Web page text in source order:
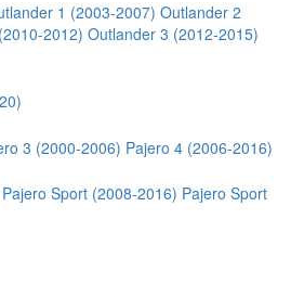
1 (2003-2007) Outlander 2
2012) Outlander 3 (2012-2015)
3 (2000-2006) Pajero 4 (2006-2016)
Pajero Sport (2008-2016) Pajero Sport